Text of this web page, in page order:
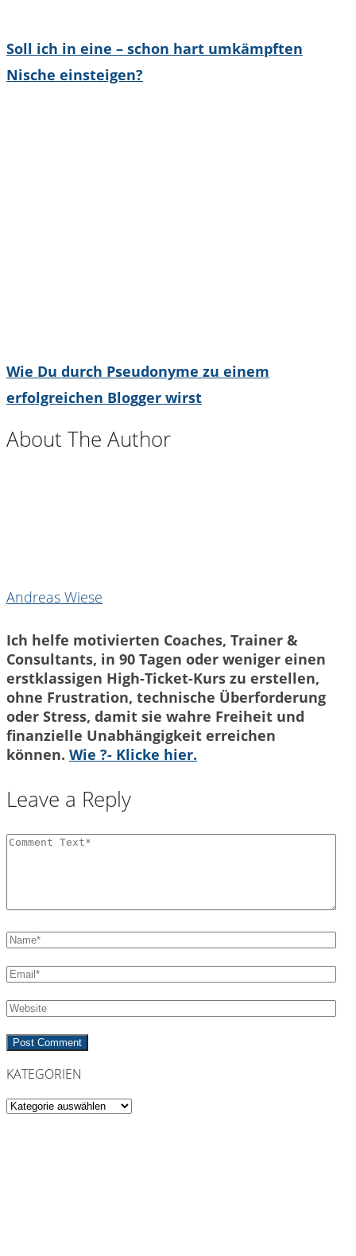
Soll ich in eine – schon hart umkämpften
Nische einsteigen?
Wie Du durch Pseudonyme zu einem
erfolgreichen Blogger wirst
About The Author
Andreas Wiese
Ich helfe motivierten Coaches, Trainer &
Consultants, in 90 Tagen oder weniger einen
erstklassigen High-Ticket-Kurs zu erstellen,
ohne Frustration, technische Überforderung
oder Stress, damit sie wahre Freiheit und
finanzielle Unabhängigkeit erreichen
können. Wie ?- Klicke hier.
Leave a Reply
KATEGORIEN
Kategorien